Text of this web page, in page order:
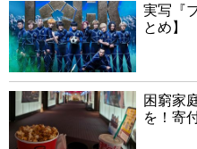
実写『
とめ】
困窮家
を！寄